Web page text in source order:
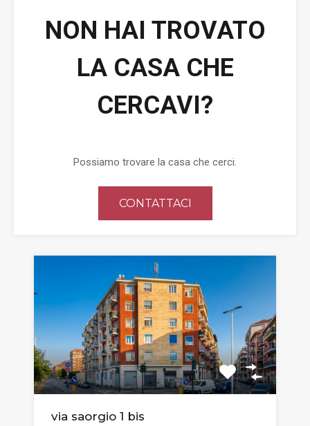
NON HAI TROVATO
LA CASA CHE
CERCAVI?
Possiamo trovare la casa che cerci.
CONTATTACI
via saorgio 1 bis